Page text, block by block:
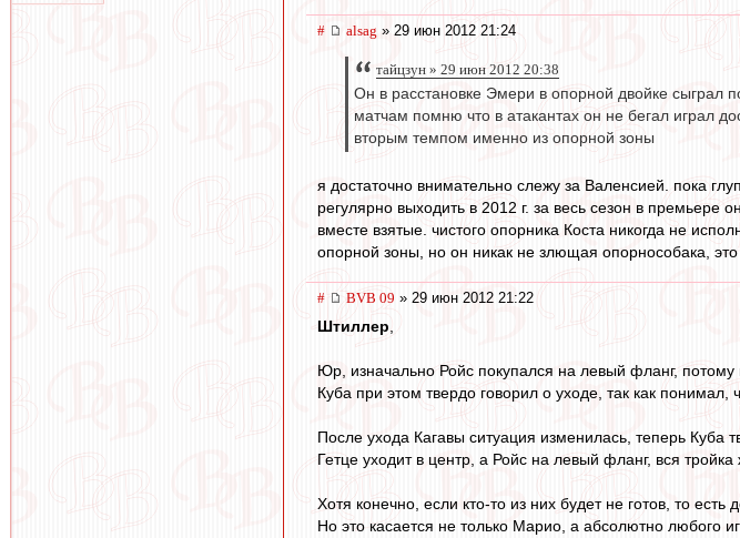
# alsag » 29 июн 2012 21:24
тайцзун » 29 июн 2012 20:38
Он в расстановке Эмери в опорной двойке сыграл
матчам помню что в атакантах он не бегал играл
вторым темпом именно из опорной зоны
я достаточно внимательно слежу за Валенсией. пока
регулярно выходить в 2012 г. за весь сезон в
вместе взятые. чистого опорника Коста никогда не
опорной зоны, но он никак не злющая опорнособака, это
# BVB 09 » 29 июн 2012 21:22
Штиллер
Юр, изначально Ройс покупался на левый фланг,
Куба при этом твердо говорил о уходе, так как понимал,
После ухода Кагавы ситуация изменилась, теперь Куба
Гетце уходит в центр, а Ройс на левый фланг, вся тройка
Хотя конечно, если кто-то из них будет не готов, то
Но это касается не только Марио, а абсолютно любого